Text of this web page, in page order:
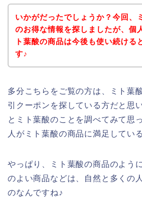
いかがだったでしょうか？今回、
のお得な情報を探しましたが、個
ト葉酸の商品は今後も使い続ける
す♪
多分こちらをご覧の方は、ミト葉
引クーポンを探している方だと思
とミト葉酸のことを調べてみて思
人がミト葉酸の商品に満足してい
やっぱり、ミト葉酸の商品のよう
のよい商品などは、自然と多くの
のなんですね♪